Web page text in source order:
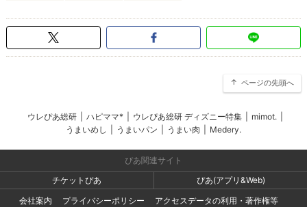
ページの先頭へ
ウレぴあ総研 ハピママ* ウレぴあ総研 ディズニー特集 mimot.
うまいめし
うまいパン うまい肉 Medery.
ぴあ関連サイト
チケットぴあ
ぴあ(アプリ&Web)
会社案内
プライバシーポリシー
アクセスデータの利用・著作権等